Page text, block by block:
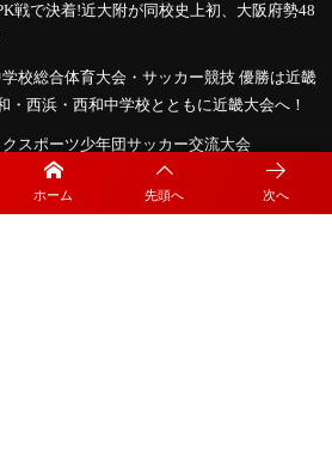
ホーム 先頭へ 次へ
戦で決着!近大附が同校史上初、大阪府勢48
校総合体育大会・サッカー競技 優勝は近畿
・西浜・西和中学校とともに近畿大会へ！
スポーツ少年団サッカー交流大会
兵庫・奈良・和歌山代表決定！京都・滋賀